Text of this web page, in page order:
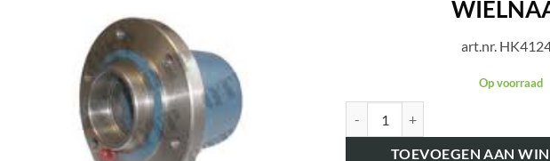
art.nr.
Op voorraad
TOEVOEGEN AAN